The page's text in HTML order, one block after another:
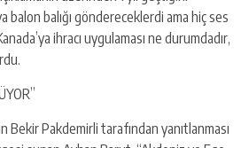
balon balığı göndereceklerdi ama hiç ses
ihracı uygulaması ne durumdadır,
Bekir Pakdemirli tarafından yanıtlanması